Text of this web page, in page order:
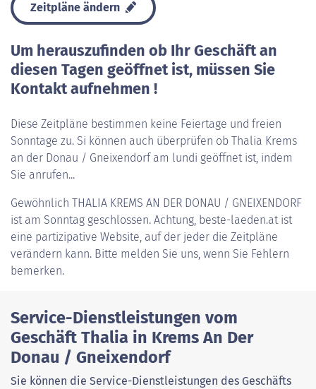
Zeitpläne ändern
Um herauszufinden ob Ihr Geschäft an
diesen Tagen geöffnet ist, müssen Sie
Kontakt aufnehmen !
Diese Zeitpläne bestimmen keine Feiertage und freien
Sonntage zu. Si können auch überprüfen ob Thalia Krems
an der Donau / Gneixendorf am lundi geöffnet ist, indem
Sie anrufen...
Gewöhnlich THALIA KREMS AN DER DONAU / GNEIXENDORF
ist am Sonntag geschlossen. Achtung, beste-laeden.at ist
eine partizipative Website, auf der jeder die Zeitpläne
verändern kann. Bitte melden Sie uns, wenn Sie Fehlern
bemerken.
Service-Dienstleistungen vom
Geschäft Thalia in Krems An Der
Donau / Gneixendorf
Sie können die Service-Dienstleistungen des Geschäfts